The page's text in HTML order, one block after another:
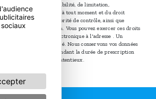
d’effacement, de portabilité, de limitation,
de votre consentement à tout moment et du droit
auprès d’une autorité de contrôle, ainsi que
vos données post-mortem. Vous pouvez exercer ces droits
ou par courrier électronique à l'adresse . Un
vous être demandé. Nous conservons vos données
prise de contact puis pendant la durée de prescription
et de gestion des contentieux.